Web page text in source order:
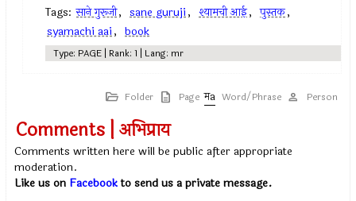
Tags: साने गुरूजी, sane guruji, श्यामची आई, पुस्तक,
syamachi aai, book
Type: PAGE | Rank: 1 | Lang: mr
Folder Page Word/Phrase Person
Comments | अभिप्राय
Comments written here will be public after appropriate
moderation.
Like us on Facebookto send us a private message.